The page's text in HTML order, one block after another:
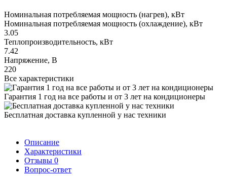
Номинальная потребляемая мощность (нагрев), кВт
Номинальная потребляемая мощность (охлаждение), кВт
3.05
Теплопроизводительность, кВт
7.42
Напряжение, В
220
Все характеристики
Гарантия 1 год на все работы и от 3 лет на кондиционеры
Бесплатная доставка купленной у нас техники
Описание
Характеристики
Отзывы 0
Вопрос-ответ